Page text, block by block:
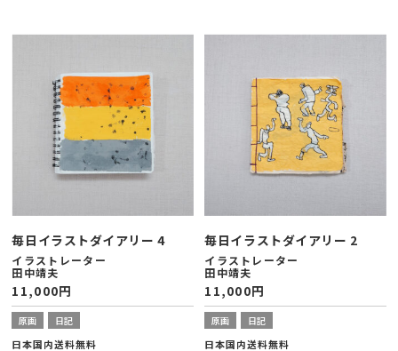
毎日イラストダイアリー 4
イラストレーター
田中靖夫
11,000円
原画 日記
日本国内送料無料
毎日イラストダイアリー 2
イラストレーター
田中靖夫
11,000円
原画 日記
日本国内送料無料